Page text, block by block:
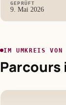
GEPRÜFT
9. Mai 2026
IM UMKREIS
Parcours